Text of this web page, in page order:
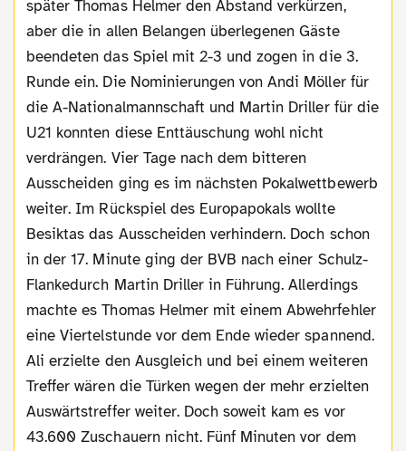
später Thomas Helmer den Abstand verkürzen,
aber die in allen Belangen überlegenen Gäste
beendeten das Spiel mit 2-3 und zogen in die 3.
Runde ein. Die Nominierungen von Andi Möller für
die A-Nationalmannschaft und Martin Driller für die
U21 konnten diese Enttäuschung wohl nicht
verdrängen. Vier Tage nach dem bitteren
Ausscheiden ging es im nächsten Pokalwettbewerb
weiter. Im Rückspiel des Europapokals wollte
Besiktas das Ausscheiden verhindern. Doch schon
in der 17. Minute ging der BVB nach einer Schulz-
Flankedurch Martin Driller in Führung. Allerdings
machte es Thomas Helmer mit einem Abwehrfehler
eine Viertelstunde vor dem Ende wieder spannend.
Ali erzielte den Ausgleich und bei einem weiteren
Treffer wären die Türken wegen der mehr erzielten
Auswärtstreffer weiter. Doch soweit kam es vor
43.600 Zuschauern nicht. Fünf Minuten vor dem